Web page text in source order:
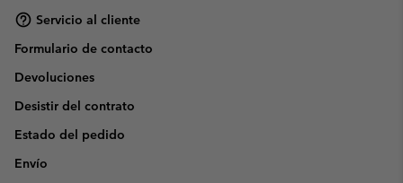
Servicio al cliente
Formulario de contacto
Devoluciones
Desistir del contrato
Estado del pedido
Envío